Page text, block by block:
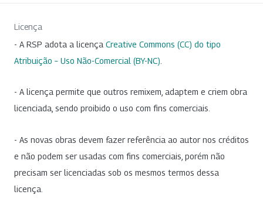
Licença
- A RSP adota a licença Creative Commons (CC) do tipo
Atribuição – Uso Não-Comercial (BY-NC)
- A licença permite que outros remixem, adaptem e criem obra
licenciada, sendo proibido o uso com fins comerciais.
- As novas obras devem fazer referência ao autor nos créditos
e não podem ser usadas com fins comerciais, porém não
precisam ser licenciadas sob os mesmos termos dessa
licença.